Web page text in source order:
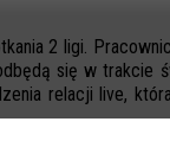
2 ligi.
się w trakcie
relacji live,